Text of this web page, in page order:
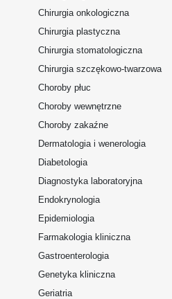
Chirurgia onkologiczna
Chirurgia plastyczna
Chirurgia stomatologiczna
Chirurgia szczękowo-twarzowa
Choroby płuc
Choroby wewnętrzne
Choroby zakaźne
Dermatologia i wenerologia
Diabetologia
Diagnostyka laboratoryjna
Endokrynologia
Epidemiologia
Farmakologia kliniczna
Gastroenterologia
Genetyka kliniczna
Geriatria